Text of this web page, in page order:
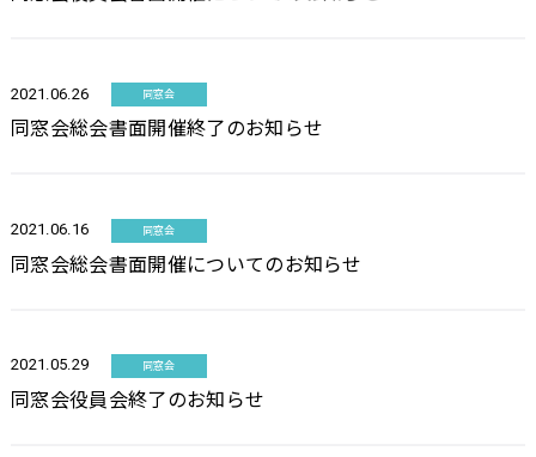
2021.06.26 同窓会
同窓会総会書面開催終了のお知らせ
2021.06.16 同窓会
同窓会総会書面開催についてのお知らせ
2021.05.29 同窓会
同窓会役員会終了のお知らせ